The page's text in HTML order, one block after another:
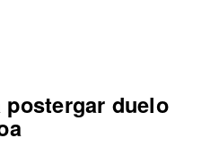
postergar duelo